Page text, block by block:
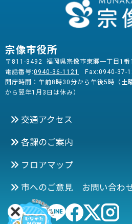
宗像市役所
〒811-3492 福岡県宗像市東郷一丁目1
電話番号:0940-36-1121
Fax:0940-37-
開庁時間：午前8時30分から午後5時（土
から翌年1月3日は休み）
交通アクセス
各課のご案内
フロアマップ
市へのご意見 お問い合わ